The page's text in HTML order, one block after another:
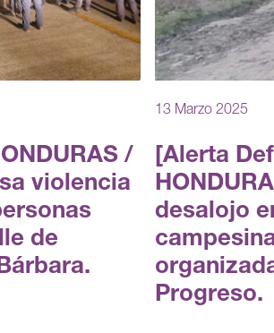
/
violencia
de
13 Marzo 2025
[Alerta
desalojo
Progreso.